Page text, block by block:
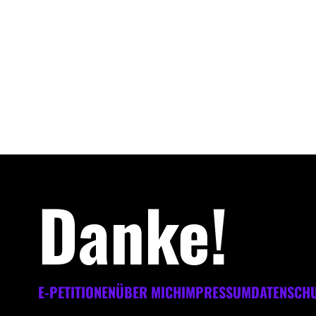
Danke!
E-PETITIONENÜBER MICHIMPRESSUM